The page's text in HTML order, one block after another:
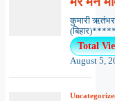
कुमारी
Total
August 5,